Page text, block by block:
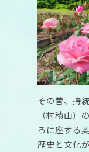
その昔、持
（村積山）
ろに座する
歴史と文化